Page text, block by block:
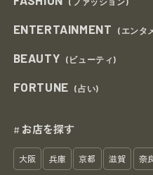
ENTERTAINMENT (エンタ
BEAUTY (ビューティ)
FORTUNE (占い)
# お店を探す
大阪 兵庫 京都 滋賀 奈